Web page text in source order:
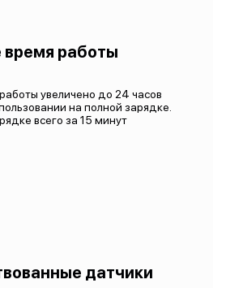
время работы
увеличено до 24 часов
на полной зарядке.
всего за 15 минут
датчики